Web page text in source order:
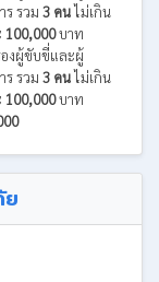
ร รวม 3 คนไม่เกิน
100,000บาท
งผู้ขับขี่และผู้
ร รวม 3 คนไม่เกิน
100,000บาท